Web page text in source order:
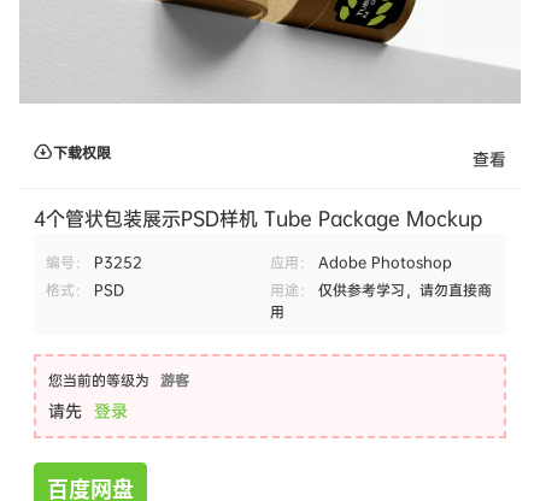
下载权限 查看
4个管状包装展示PSD样机 Tube Package Mockup
编号： P3252 应用：
Adobe Photoshop
格式：
PSD 用途：
仅供参考学习，请勿直接商
用
您当前的等级为 游客
请先 登录
百度网盘